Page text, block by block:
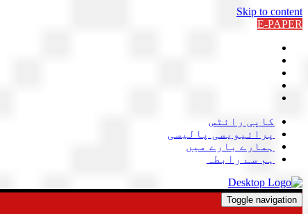
Skip to content
E-PAPER
کاپی رائٹس
پرائیویسی پالیسی
ہمارے بارے میں
ہم سے رابطہ
Toggle navigation